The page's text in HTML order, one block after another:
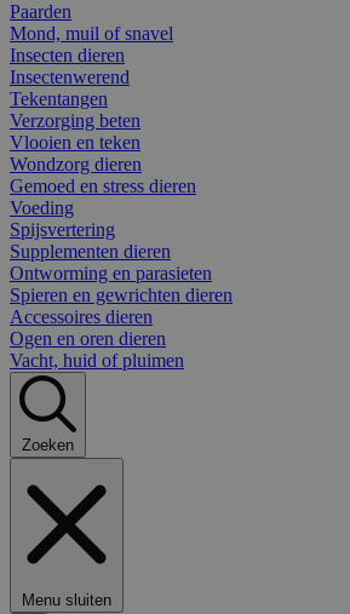
Paarden
Mond, muil of snavel
Insecten dieren
Insectenwerend
Tekentangen
Verzorging beten
Vlooien en teken
Wondzorg dieren
Gemoed en stress dieren
Voeding
Spijsvertering
Supplementen dieren
Ontworming en parasieten
Spieren en gewrichten dieren
Accessoires dieren
Ogen en oren dieren
Vacht, huid of pluimen
Zoeken
Menu sluiten